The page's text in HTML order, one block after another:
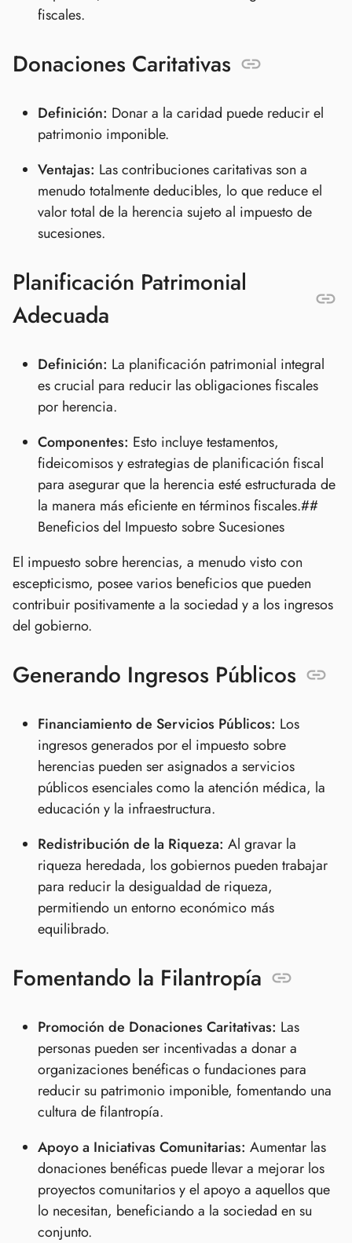
fiscales.
Donaciones Caritativas
Definición: Donar a la caridad puede reducir el
patrimonio imponible.
Ventajas: Las contribuciones caritativas son a
menudo totalmente deducibles, lo que reduce el
valor total de la herencia sujeto al impuesto de
sucesiones.
Planificación Patrimonial
Adecuada
Definición: La planificación patrimonial integral
es crucial para reducir las obligaciones fiscales
por herencia.
Componentes: Esto incluye testamentos,
fideicomisos y estrategias de planificación fiscal
para asegurar que la herencia esté estructurada de
la manera más eficiente en términos fiscales.##
Beneficios del Impuesto sobre Sucesiones
El impuesto sobre herencias, a menudo visto con
escepticismo, posee varios beneficios que pueden
contribuir positivamente a la sociedad y a los ingresos
del gobierno.
Generando Ingresos Públicos
Financiamiento de Servicios Públicos: Los
ingresos generados por el impuesto sobre
herencias pueden ser asignados a servicios
públicos esenciales como la atención médica, la
educación y la infraestructura.
Redistribución de la Riqueza: Al gravar la
riqueza heredada, los gobiernos pueden trabajar
para reducir la desigualdad de riqueza,
permitiendo un entorno económico más
equilibrado.
Fomentando la Filantropía
Promoción de Donaciones Caritativas: Las
personas pueden ser incentivadas a donar a
organizaciones benéficas o fundaciones para
reducir su patrimonio imponible, fomentando una
cultura de filantropía.
Apoyo a Iniciativas Comunitarias: Aumentar las
donaciones benéficas puede llevar a mejorar los
proyectos comunitarios y el apoyo a aquellos que
lo necesitan, beneficiando a la sociedad en su
conjunto.